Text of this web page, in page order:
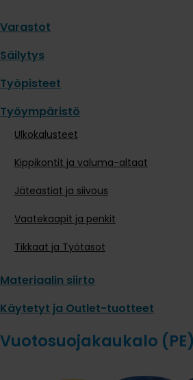
Varastot
Säilytys
Työpisteet
Työympäristö
Ulkokalusteet
Kippikontit ja valuma-altaat
Jäteastiat ja siivous
Vaatekaapit ja penkit
Tikkaat ja Työtasot
Materiaalin siirto
Käytetyt ja Outlet-tuotteet
Vuotosuojakaukalo (PE)